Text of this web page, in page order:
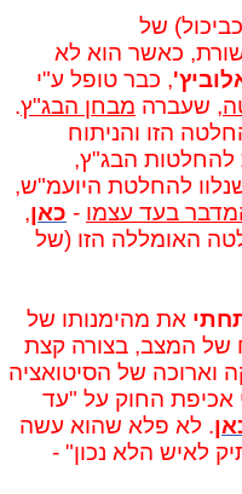
של
כאשר הוא לא
, כבר טופל ע"י
, שעברה מבחן הבג"ץ.
הזו והניתוח
להחלטות הבג"ץ,
להחלטת היועמ"ש,
בעד עצמו - כאן,
האומללה הזו (של
את מהימנותו של
של המצב, בצורה קצת
וארוכה של הסיטואציה
אכיפת החוק על "עד
. לא פלא שהוא עשה
לאיש הלא נכון" -